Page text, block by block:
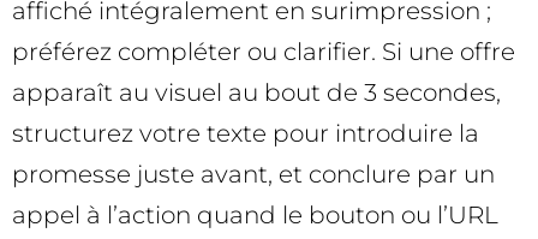
affiché intégralement en surimpression ;
préférez compléter ou clarifier. Si une offre
apparaît au visuel au bout de 3 secondes,
structurez votre texte pour introduire la
promesse juste avant, et conclure par un
appel à l’action quand le bouton ou l’URL